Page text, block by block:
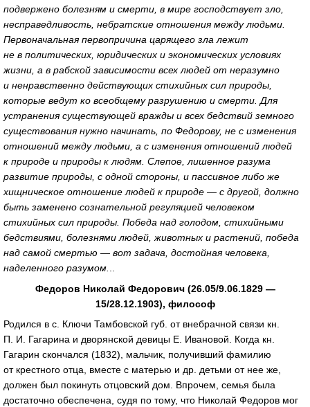
подвержено болезням и смерти, в мире господствует зло,
несправедливость, небратские отношения между людьми.
Первоначальная первопричина царящего зла лежит
не в политических, юридических и экономических условиях
жизни, а в рабской зависимости всех людей от неразумно
и ненравственно действующих стихийных сил природы,
которые ведут ко всеобщему разрушению и смерти. Для
устранения существующей вражды и всех бедствий земного
существования нужно начинать, по Федорову, не с изменения
отношений между людьми, а с изменения отношений людей
к природе и природы к людям. Слепое, лишенное разума
развитие природы, с одной стороны, и пассивное либо же
хищническое отношение людей к природе — с другой, должно
быть заменено сознательной регуляцией человеком
стихийных сил природы. Победа над голодом, стихийными
бедствиями, болезнями людей, животных и растений, победа
над самой смертью — вот задача, достойная человека,
наделенного разумом.
Федоров Николай Федорович (26.05/9.06.1829 —
15/28.12.1903), философ
Родился в с. Ключи Тамбовской губ. от внебрачной связи кн.
П. И. Гагарина и дворянской девицы Е. Ивановой. Когда кн.
Гагарин скончался (1832), мальчик, получивший фамилию
от крестного отца, вместе с матерью и др. детьми от нее же,
должен был покинуть отцовский дом. Впрочем, семья была
достаточно обеспечена, судя по тому, что Николай Федоров мог